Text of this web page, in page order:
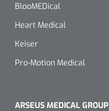
BlooMEDical
Heart Medical
Keiser
Pro-Motion Medical
ARSEUS MEDICAL GROUP